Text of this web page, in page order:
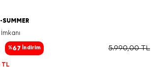
%67 İndirim 5.990,00TL
TL